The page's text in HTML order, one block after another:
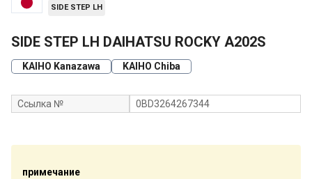
SIDE STEP LH
SIDE STEP LH DAIHATSU ROCKY A202S
KAIHO Kanazawa KAIHO Chiba
Ссылка № 0BD3264267344
примечание